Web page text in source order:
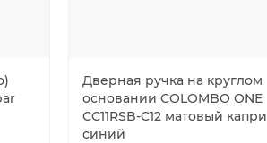
Дверная ручка на круглом
основании COLOMBO ONE
CC11RSB-C12 матовый капри
синий